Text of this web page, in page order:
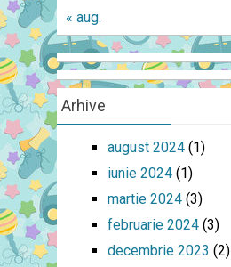
« aug.
Arhive
august 2024(1)
iunie 2024(1)
martie 2024(3)
februarie 2024(3)
decembrie 2023 (2)